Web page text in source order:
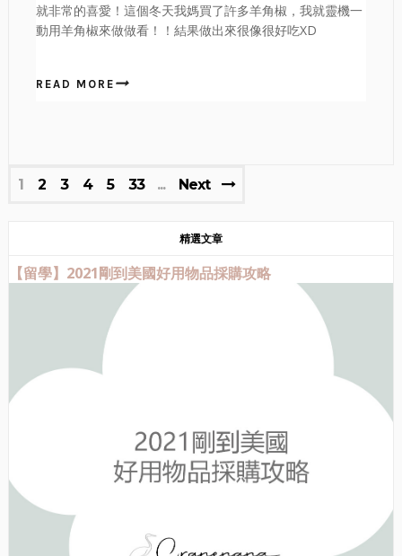
就非常的喜愛！這個冬天我媽買了許多羊角椒，我就靈機一
動用羊角椒來做做看！！結果做出來很像很好吃XD
READ MORE
1 2 3 4 5 33 Next
精選文章
【留學】2021剛到美國好用物品採購攻略